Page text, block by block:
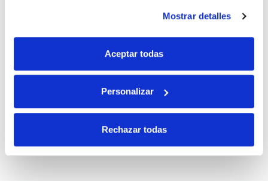
Mostrar detalles
Aceptar todas
Personalizar
Rechazar todas
Si, he leído y acepto la política de protección de datos.
fines comerciales, legitimación: consentimiento, destinatarios: proveedor de
mensajería online, derechos: Acceder, rectificar y suprimir los datos, así como
otros derechos, como se explica en la información adicional.